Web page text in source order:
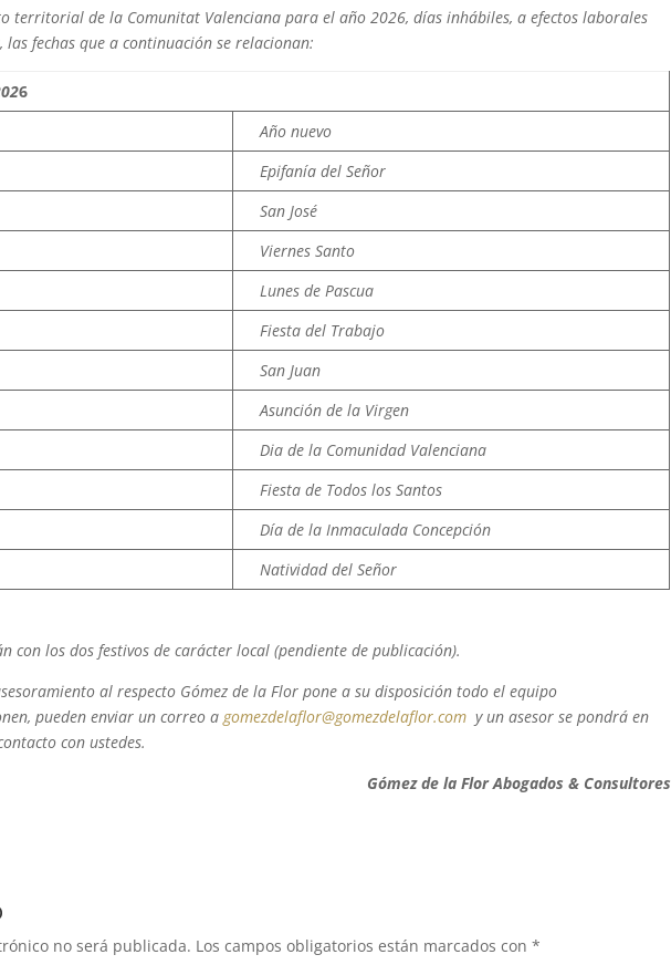
territorial de la Comunitat Valenciana para el año 2026, días inhábiles, a efectos laborales
fechas que a continuación se relacionan:
6
Año nuevo
Epifanía del Señor
San José
Viernes Santo
Lunes de Pascua
Fiesta del Trabajo
San Juan
Asunción de la Virgen
Dia de la Comunidad Valenciana
Fiesta de Todos los Santos
Día de la Inmaculada Concepción
Natividad del Señor
con los dos festivos de carácter local (pendiente de publicación).
al respecto Gómez de la Flor pone a su disposición todo el equipo
pueden enviar un correo agomezdelaflor@gomezdelaflor.com y un asesor se pondrá en
con ustedes.
Gómez de la Flor Abogados & Consultores
no será publicada. Los campos obligatorios están marcados con*